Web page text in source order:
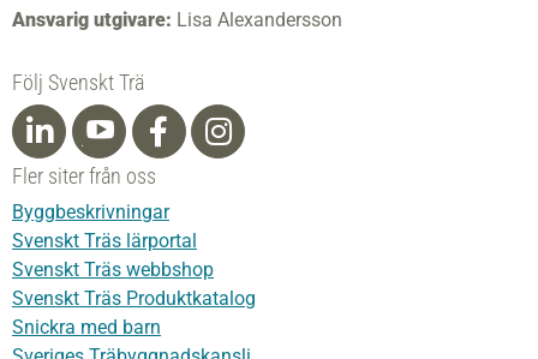
Ansvarig utgivare: Lisa Alexandersson
Följ Svenskt Trä
Fler siter från oss
Byggbeskrivningar
Svenskt Träs lärportal
Svenskt Träs webbshop
Svenskt Träs Produktkatalog
Snickra med barn